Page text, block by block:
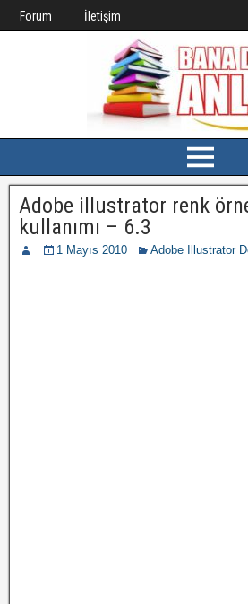
Forum İletişim
Adobe illustrator renk
kullanımı – 6.3
1 Mayıs 2010 Adobe Illustrator